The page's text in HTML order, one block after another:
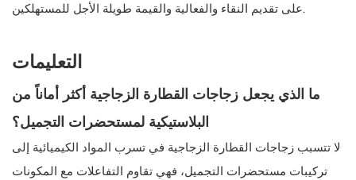
على تقديم النقاء والفعالية والقيمة طويلة الأجل للمستهلكين.
التعليمات
ما الذي يجعل زجاجات القطارة الزجاجية أكثر أماناً من
البلاستيكية لمستحضرات التجميل؟
لا تتسبب زجاجات القطارة الزجاجية في تسرب المواد الكيميائية إلى
تركيبات مستحضرات التجميل، فهي تقاوم التفاعلات مع المكونات